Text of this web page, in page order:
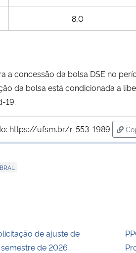
8,0
concessão da bolsa DSE no
da bolsa está condicionada a
19.
https://ufsm.br/r-553-1989
de ajuste de
de 2026